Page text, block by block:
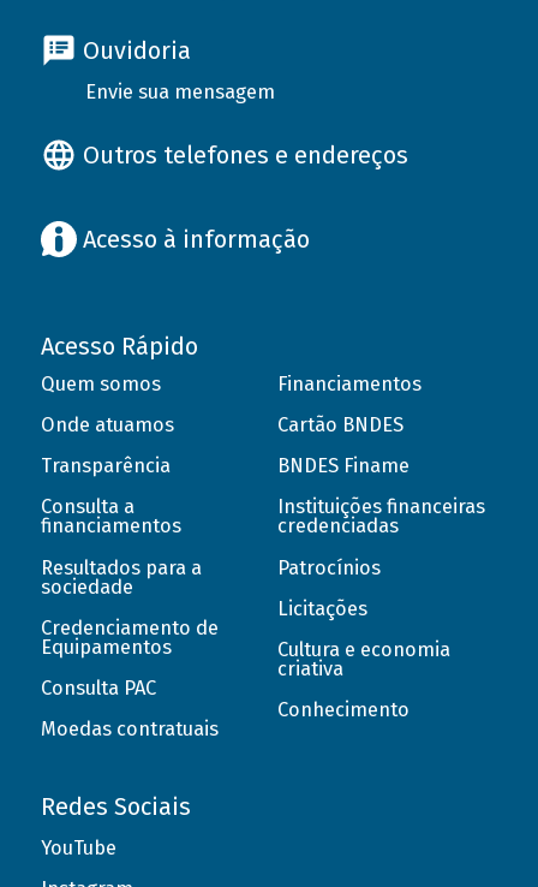
Ouvidoria
Envie sua mensagem
Outros telefones e endereços
Acesso à informação
Acesso Rápido
Quem somos
Onde atuamos
Transparência
Consulta a
financiamentos
Resultados para a
sociedade
Credenciamento de
Equipamentos
Consulta PAC
Moedas contratuais
Financiamentos
Cartão BNDES
BNDES Finame
Instituições financeiras
credenciadas
Patrocínios
Licitações
Cultura e economia
criativa
Conhecimento
Redes Sociais
YouTube